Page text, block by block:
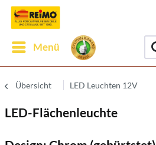
Menü
Übersicht LED Leuchten 12V
LED-Flächenleuchte